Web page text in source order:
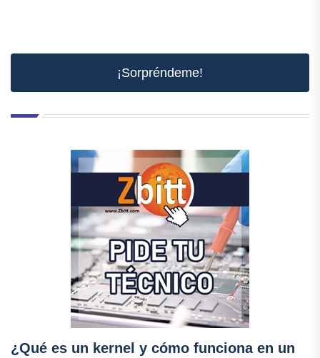
¡Sorpréndeme!
¿Qué es un kernel y cómo funciona en un